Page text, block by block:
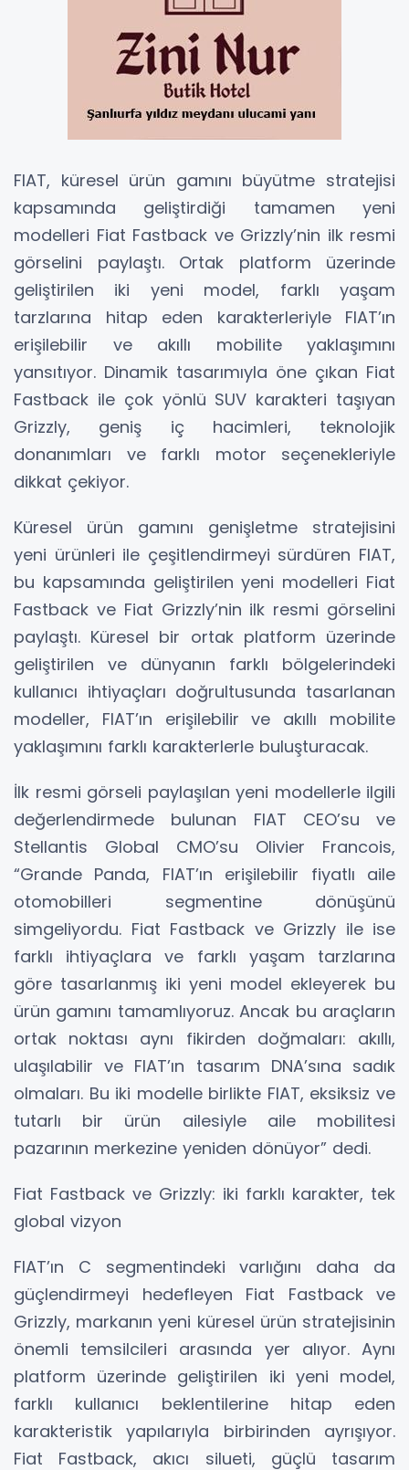
FIAT, küresel ürün gamını büyütme stratejisi
kapsamında geliştirdiği tamamen yeni
modelleri Fiat Fastback ve Grizzly’nin ilk resmi
görselini paylaştı. Ortak platform üzerinde
geliştirilen iki yeni model, farklı yaşam
tarzlarına hitap eden karakterleriyle FIAT’ın
erişilebilir ve akıllı mobilite yaklaşımını
yansıtıyor. Dinamik tasarımıyla öne çıkan Fiat
Fastback ile çok yönlü SUV karakteri taşıyan
Grizzly, geniş iç hacimleri, teknolojik
donanımları ve farklı motor seçenekleriyle
dikkat çekiyor.
Küresel ürün gamını genişletme stratejisini
yeni ürünleri ile çeşitlendirmeyi sürdüren FIAT,
bu kapsamında geliştirilen yeni modelleri Fiat
Fastback ve Fiat Grizzly’nin ilk resmi görselini
paylaştı. Küresel bir ortak platform üzerinde
geliştirilen ve dünyanın farklı bölgelerindeki
kullanıcı ihtiyaçları doğrultusunda tasarlanan
modeller, FIAT’ın erişilebilir ve akıllı mobilite
yaklaşımını farklı karakterlerle buluşturacak.
İlk resmi görseli paylaşılan yeni modellerle ilgili
değerlendirmede bulunan FIAT CEO’su ve
Stellantis Global CMO’su Olivier Francois,
“Grande Panda, FIAT’ın erişilebilir fiyatlı aile
otomobilleri segmentine dönüşünü
simgeliyordu. Fiat Fastback ve Grizzly ile ise
farklı ihtiyaçlara ve farklı yaşam tarzlarına
göre tasarlanmış iki yeni model ekleyerek bu
ürün gamını tamamlıyoruz. Ancak bu araçların
ortak noktası aynı fikirden doğmaları: akıllı,
ulaşılabilir ve FIAT’ın tasarım DNA’sına sadık
olmaları. Bu iki modelle birlikte FIAT, eksiksiz ve
tutarlı bir ürün ailesiyle aile mobilitesi
pazarının merkezine yeniden dönüyor” dedi.
Fiat Fastback ve Grizzly: iki farklı karakter, tek
global vizyon
FIAT’ın C segmentindeki varlığını daha da
güçlendirmeyi hedefleyen Fiat Fastback ve
Grizzly, markanın yeni küresel ürün stratejisinin
önemli temsilcileri arasında yer alıyor. Aynı
platform üzerinde geliştirilen iki yeni model,
farklı kullanıcı beklentilerine hitap eden
karakteristik yapılarıyla birbirinden ayrışıyor.
Fiat Fastback, akıcı silueti, güçlü tasarım